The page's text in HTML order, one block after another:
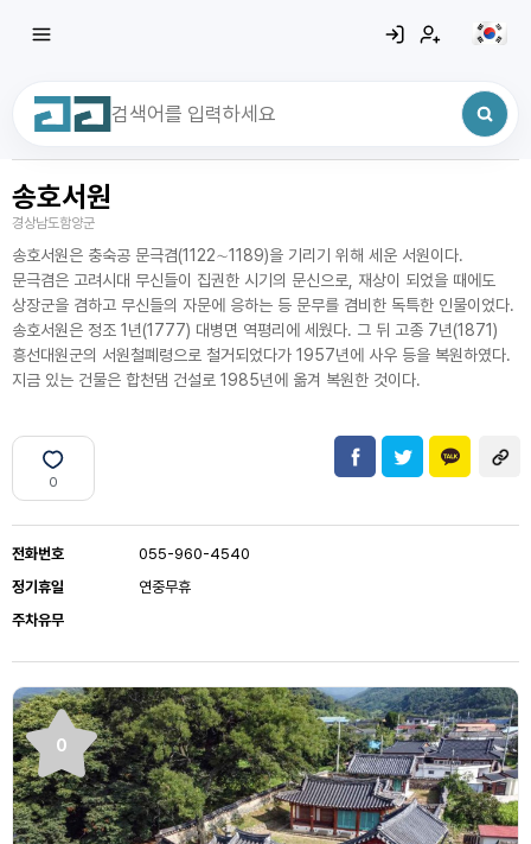
최근 검색어
송호서원
경상남도함양군
송호서원은 충숙공 문극겸(1122∼1189)을 기리기 위해 세운 서원이다.
문극겸은 고려시대 무신들이 집권한 시기의 문신으로, 재상이 되었을 때에도
상장군을 겸하고 무신들의 자문에 응하는 등 문무를 겸비한 독특한 인물이었다.
송호서원은 정조 1년(1777) 대병면 역평리에 세웠다. 그 뒤 고종 7년(1871)
흥선대원군의 서원철폐령으로 철거되었다가 1957년에 사우 등을 복원하였다.
지금 있는 건물은 합천댐 건설로 1985년에 옮겨 복원한 것이다.
0
전화번호
055-960-4540
정기휴일
연중무휴
주차유무
0